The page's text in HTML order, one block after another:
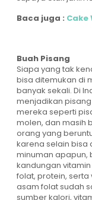
Baca juga : Cake
Buah Pisang
Siapa yang tak
bisa ditemukan di
banyak sekali. Di
menjadikan
mereka seperti
molen, dan masih
orang yang
karena selain bisa
minuman apapun,
kandungan
folat, protein, serta
asam folat sudah
sumber kalori,